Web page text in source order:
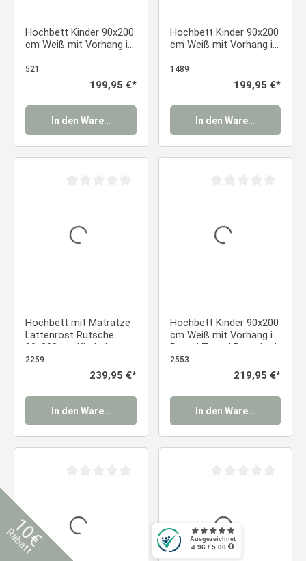
Hochbett Kinder 90x200
cm Weiß mit Vorhang in
Blau | Tunnel | Turm |
Rutsche | ohne
521
Regulärer Preis:
199,95 €*
In den Warenkorb
Hochbett Kinder 90x200
cm Weiß mit Vorhang in
Blau | Tunnel | Rutsche |
ohne Lattenrost
1489
Regulärer Preis:
199,95 €*
In den Warenkorb
Hochbett mit Matratze
Lattenrost Rutsche
90x200 cm Kinderbett
Grau Massiv
2259
Regulärer Preis:
239,95 €*
In den Warenkorb
Hochbett Kinder 90x200
cm Weiß mit Vorhang in
Rosa | Turm | Rutsche |
mit Lattenrost
2553
Regulärer Preis:
219,95 €*
In den Warenkorb
10€
Rabatt